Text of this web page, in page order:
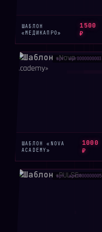
ШАБЛОН
«МЕДИКАПРО»
1500
₽
ШАБЛОН «NOVA
ACADEMY»
1000
₽
арт. арт0000000003
арт. арт0000000005